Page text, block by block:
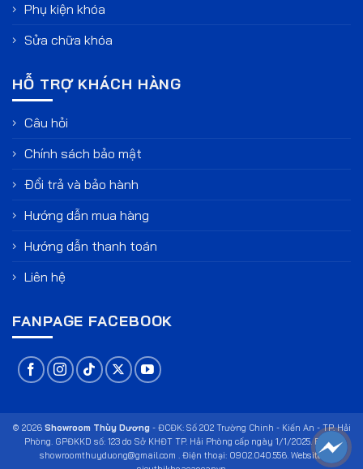
Phụ kiện khóa
Sửa chữa khóa
HỖ TRỢ KHÁCH HÀNG
Câu hỏi
Chính sách bảo mật
Đổi trả và bảo hành
Hướng dẫn mua hàng
Hướng dẫn thanh toán
Liên hệ
FANPAGE FACEBOOK
© 2026 Showroom Thùy Dương- ĐCĐK: Số 202 Trường Chinh - Kiến An - TP. Hải
Phòng. GPĐKKD số: 123 do Sở KHĐT TP. Hải Phòng cấp ngày 1/1/2025. Email:
showroomthuyduong@gmail.com . Điện thoại: 0902.040.556. Website: